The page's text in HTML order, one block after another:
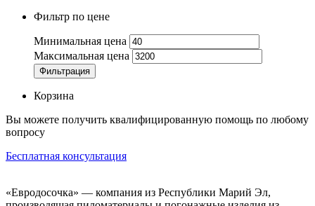
Фильтр по цене
Минимальная цена
Максимальная цена
Фильтрация
Корзина
Вы можете получить квалифицированную помощь по любому
вопросу
Бесплатная консультация
«Евродосочка» — компания из Республики Марий Эл,